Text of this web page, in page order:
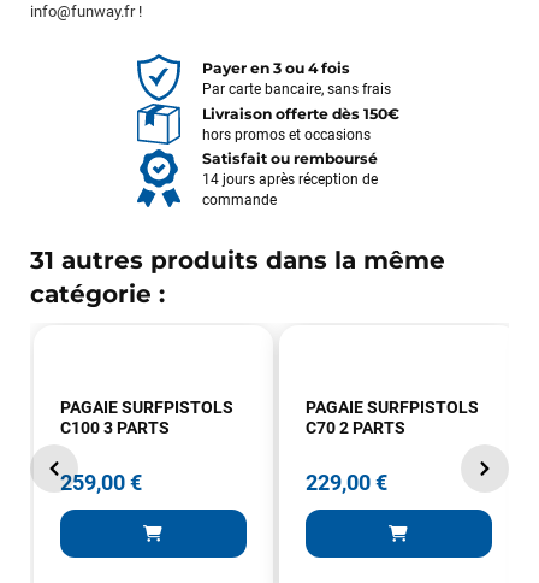
info@funway.fr!
Payer en 3 ou 4 fois
Par carte bancaire, sans frais
Livraison offerte dès 150€
hors promos et occasions
Satisfait ou remboursé
14 jours après réception de
commande
31 autres produits dans la même
catégorie :
PAGAIE SURFPISTOLS
C100 3 PARTS
259,00 €
PAGAIE SURFPISTOLS
C70 2 PARTS
229,00 €